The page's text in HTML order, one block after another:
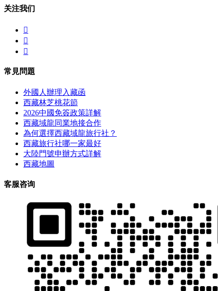
关注我们



常見問題
外國人辦理入藏函
西藏林芝桃花節
2026中國免簽政策詳解
西藏域龍同業地接合作
為何選擇西藏域龍旅行社？
西藏旅行社哪一家最好
大陸門號申辦方式詳解
西藏地圖
客服咨询